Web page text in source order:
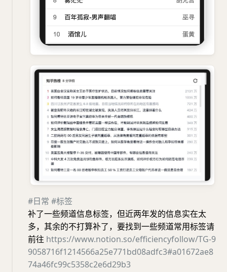
#日常 #标签
补了一些频道信息标签，但近两年发的信息实在太
多，其余的不打算补了，要找到一些频道常用标签请
前往 https://www.notion.so/efficiencyfollow/TG-9
9058716f1214566a25e771bd08adfc3#a01672ae8
74a46fc99c5358c2e6d29b3